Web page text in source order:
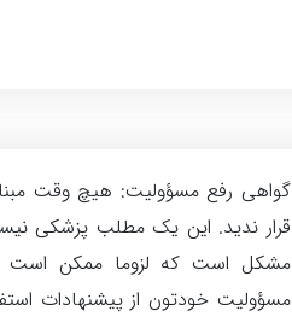
گواهی رفع مسؤولیت: هیچ وقت
قرار ندید. این یک مطلب پزشکی
مشکل است که لزوما ممکن است
مسؤولیت خودتون از پیشنهادات